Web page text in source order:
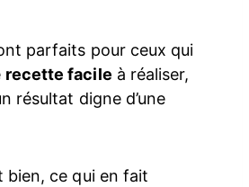
parfaits pour ceux qui
recette facile à réaliser,
résultat digne d’une
bien, ce qui en fait